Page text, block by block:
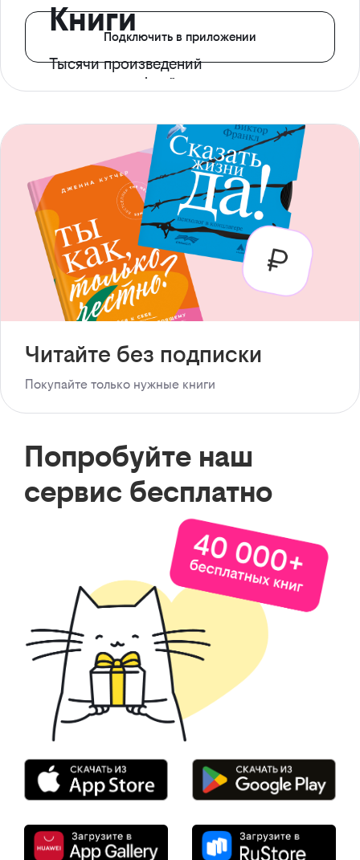
Книги
Тысячи произведений
с доступом офлайн
Подключить в приложении
Читайте без подписки
Покупайте только нужные книги
Попробуйте наш
сервис бесплатно